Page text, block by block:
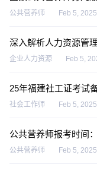
公共营养师 Feb 5, 2025
深入解析人力资源管
企业人力资源 Feb 5,
25年福建社工证考试
社会工作师 Feb 5, 2025
公共营养师报考时间
公共营养师 Feb 5, 2025